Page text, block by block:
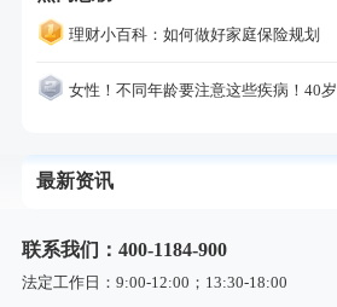
理财小百科：如何做好家庭保险规划
女性！不同年龄要注意这些疾病！40岁的这个疾病最需要注意！
最新资讯
联系我们：400-1184-900
法定工作日：9:00-12:00；13:30-18:00